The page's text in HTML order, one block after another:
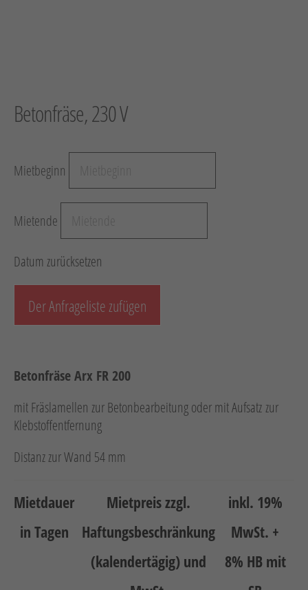
Oberflächenbearbeitung
Wassertechnik
Vakuumtechnik
Schotter-/Betonbearbeitung
Garten
Anhänger mit Zubehör
Neumaschinen
Gebrauchtmaschinen
Neuheiten
Betonfräse, 230 V
Mietbeginn
Mietende
Datum zurücksetzen
Der Anfrageliste zufügen
Betonfräse Arx FR 200
mit Fräslamellen zur Betonbearbeitung oder mit Aufsatz zur
Klebstoffentfernung
Distanz zur Wand 54 mm
Mietdauer
in Tagen
Mietpreis zzgl.
Haftungsbeschränkung
(kalendertägig) und
inkl. 19%
MwSt. +
8% HB mit